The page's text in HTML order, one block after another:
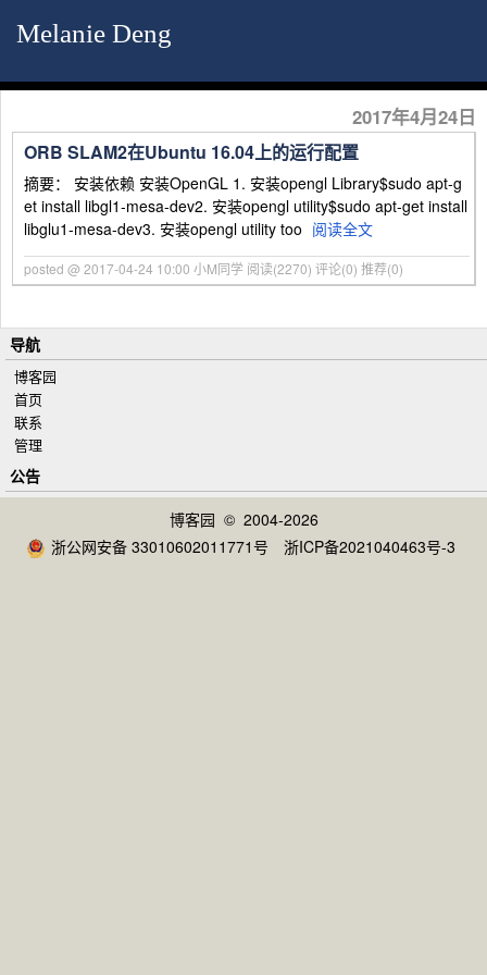
Melanie Deng
2017年4月24日
ORB SLAM2在Ubuntu 16.04上的运行配置
摘要： 安装依赖 安装OpenGL 1. 安装opengl Library$sudo apt-g
et install libgl1-mesa-dev2. 安装opengl utility$sudo apt-get install
libglu1-mesa-dev3. 安装opengl utility too 阅读全文
posted @ 2017-04-24 10:00 小M同学 阅读(2270) 评论(0) 推荐(0)
导航
博客园
首页
联系
管理
公告
博客园 © 2004-2026
浙公网安备 33010602011771号
浙ICP备2021040463号-3